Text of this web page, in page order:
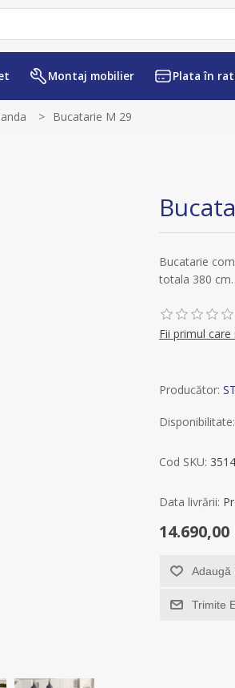
Montaj mobilier Plata în
> Bucatarie M 29
Bucatarie
totala 380 cm.
Fii primul
Producător:
Disponibilitate:
Cod SKU: 3514
Data livrării:
Adaugă
Trimite